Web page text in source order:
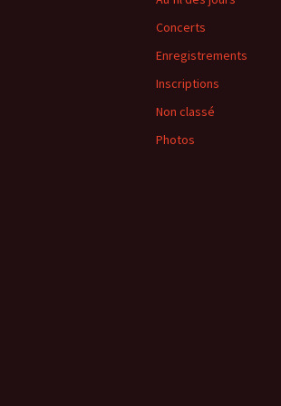
Concerts
Enregistrements
Inscriptions
Non classé
Photos